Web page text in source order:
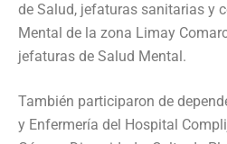
de Salud, jefaturas sanitarias y
Mental de la zona Limay
jefaturas de Salud Mental.
También participaron de
y Enfermería del Hospital